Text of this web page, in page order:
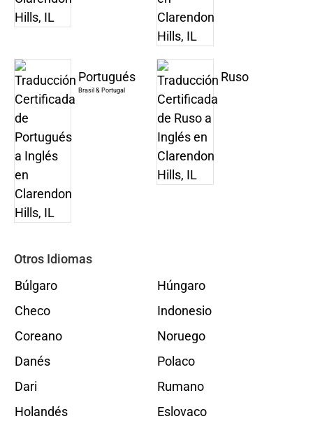
Portugués
Brasil & Portugal
Ruso
Otros Idiomas
Búlgaro
Checo
Coreano
Danés
Dari
Holandés
Húngaro
Indonesio
Noruego
Polaco
Rumano
Eslovaco